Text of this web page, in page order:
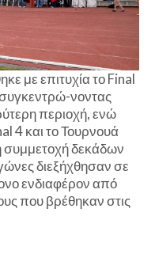
με επιτυχία το Final
νοντας
περιοχή, ενώ
4 και το Τουρνουά
συμμετοχή δεκάδων
διεξήχθησαν σε
ενδιαφέρον από
που βρέθηκαν στις